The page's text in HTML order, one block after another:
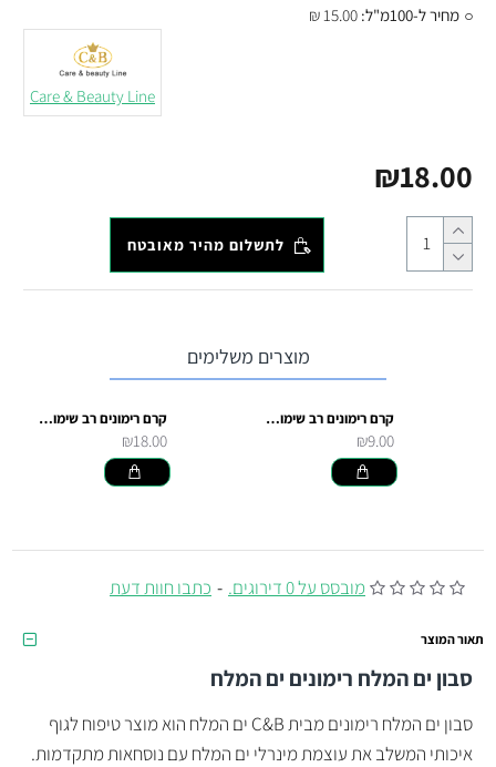
מובסס על 0 דירוגים. - כתבו חוות דעת
₪18.00
מחיר ל-100מ"ל:
15.00 ₪
Care & Beauty Line
לתשלום מהיר מאובטח
מוצרים משלימים
קרם רימונים רב שימושי 100 מל
₪9.00
קרם רימונים רב שימושי 250 מל
₪18.00
תאור המוצר
סבון ים המלח רימונים ים המלח
סבון ים המלח רימונים מבית C&B ים המלח הוא מוצר טיפוח לגוף
איכותי המשלב את עוצמת מינרלי ים המלח עם נוסחאות מתקדמות.